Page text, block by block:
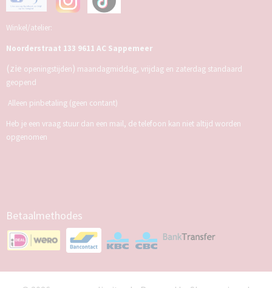
Winkel/atelier:
Noorderstraat 133 9611 AC Sappemeer
(zie openingstijden) maandagmiddag, vrijdag en zaterdag standaard
geopend
Alleen pinbetaling (geen contant)
Heb je een vraag stuur dan een mail, de telefoon kan niet altijd worden
opgenomen
Betaalmethodes